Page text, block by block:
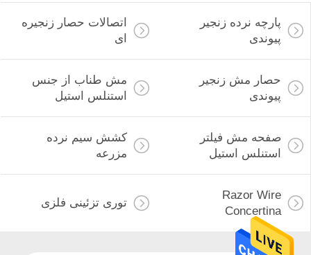
پارچه نرده زنجیر
پیوندی
اتصالات حصار زنجیره
ای
حصار مش زنجیر
پیوندی
مش طناب از جنس
استنلس استیل
صفحه مش فیلتر
استنلس استیل
کشش سیم نرده
مزرعه
Razor Wire
Concertina
توری تزئینی فلزی